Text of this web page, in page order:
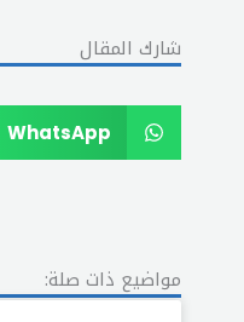
شارك المقال
WhatsApp
مواضيع ذات صلة: